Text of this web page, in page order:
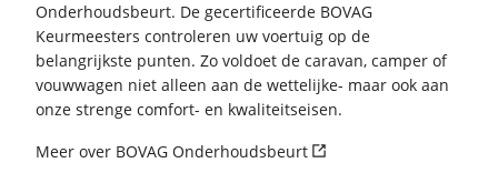
Garanties
BOVAG Garantie
Fabrieksgarantie van
toepassing
Fabrieksgarantie
Ja
Onderhoudsbeurt. De gecertificeerde BOVAG
Keurmeesters controleren uw voertuig op de
belangrijkste punten. Zo voldoet de caravan, camper of
vouwwagen niet alleen aan de wettelijke- maar ook aan
onze strenge comfort- en kwaliteitseisen.
Meer over BOVAG Onderhoudsbeurt
Hagelbestendig dak
Hordeur
Indirecte verlichting
Leeslampjes
Lichtmetalen velgen
Eventuele bijzonderheden (optioneel)